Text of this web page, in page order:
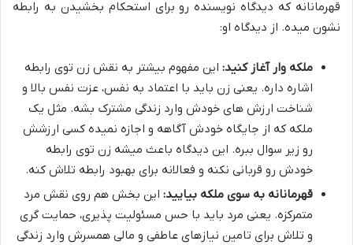
قهرمانانه که دیدگاه نویسنده رو برای استحکام بخشیدن به رابطه
نشون میده. از دیدگاه او:
ملکه وار آغاز کنید: این مفهوم بیشتر به نقش زن توی رابطه
اشاره داره. یعنی زن باید با اعتماد به نفس، عزت نفس بالا و
شناخت ارزش های خودش وارد زندگی مشترک بشه. مثل یک
ملکه که از جایگاه خودش آگاهه و اجازه نمیده کسی ارزشش
رو زیر سوال ببره. این دیدگاه باعث میشه زن توی رابطه
خودش رو قربانی نکنه و فعالانه برای بهبود رابطه تلاش کنه.
قهرمانانه به سوی ملکه بیایید: این بخش هم روی نقش مرد
متمرکزه. یعنی مرد باید با حس مسئولیت پذیری، حمایت گری
و تلاش برای تامین نیازهای عاطفی و مالی همسرش وارد زندگی